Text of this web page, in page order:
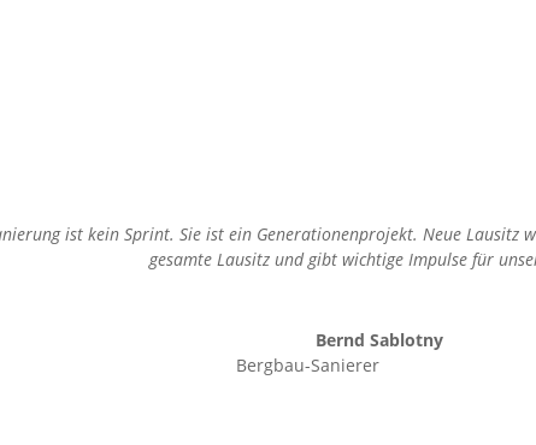
ist kein Sprint. Sie ist ein Generationenprojekt. Neue Lausitz
gesamte Lausitz und gibt wichtige Impulse für
Bernd Sablotny
Bergbau-Sanierer